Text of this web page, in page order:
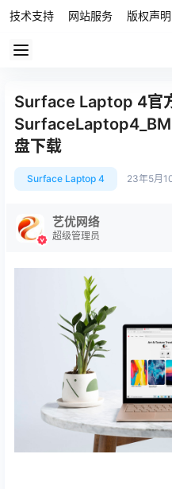
技术支持 网站服务 版权声明
Surface Laptop 4官
盘下载
Surface Laptop 4 23年5月
艺优网络
超级管理员